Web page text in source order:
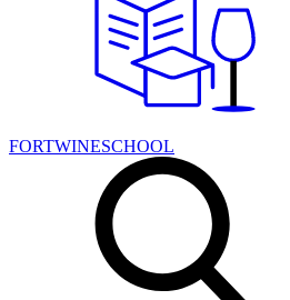
FORTWINESCHOOL